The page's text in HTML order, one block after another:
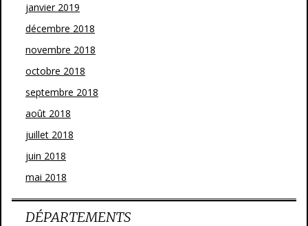
janvier 2019
décembre 2018
novembre 2018
octobre 2018
septembre 2018
août 2018
juillet 2018
juin 2018
mai 2018
DÉPARTEMENTS